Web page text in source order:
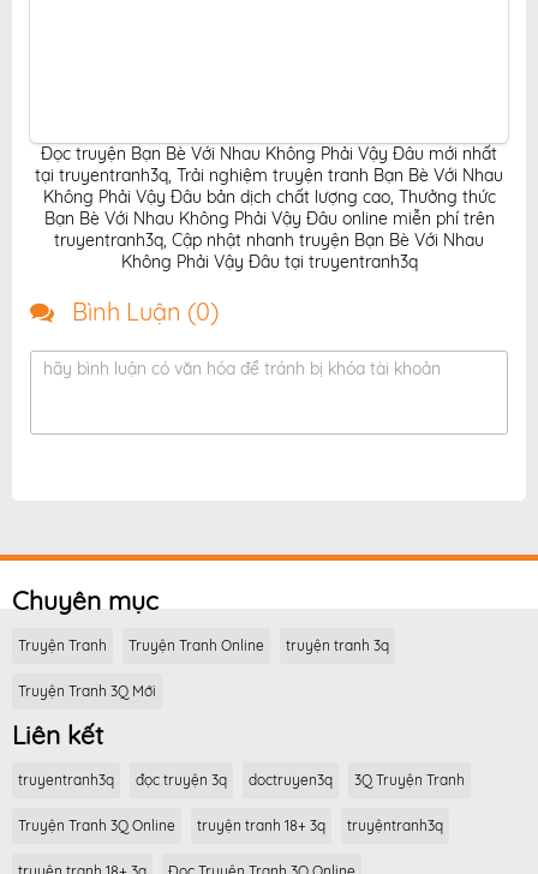
Đọc truyện Bạn Bè Với Nhau Không Phải Vậy Đâu mới nhất
tại truyentranh3q, Trải nghiệm truyện tranh Bạn Bè Với Nhau
Không Phải Vậy Đâu bản dịch chất lượng cao, Thưởng thức
Bạn Bè Với Nhau Không Phải Vậy Đâu online miễn phí trên
truyentranh3q, Cập nhật nhanh truyện Bạn Bè Với Nhau
Không Phải Vậy Đâu tại truyentranh3q
Bình Luận (0)
hãy bình luận có văn hóa để tránh bị khóa tài khoản
Chuyên mục
Truyện Tranh Truyện Tranh Online truyện tranh 3q
Truyện Tranh 3Q Mới
Liên kết
truyentranh3q đọc truyện 3q doctruyen3q 3Q Truyện Tranh
Truyện Tranh 3Q Online truyện tranh 18+ 3q truyệntranh3q